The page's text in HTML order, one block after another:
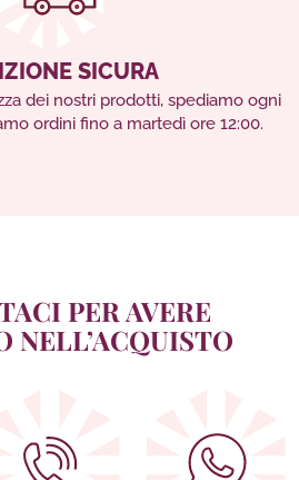
SICURA
dei nostri prodotti, spediamo ogni
ordini fino a martedì ore 12:00.
PER AVERE
NELL’ACQUISTO